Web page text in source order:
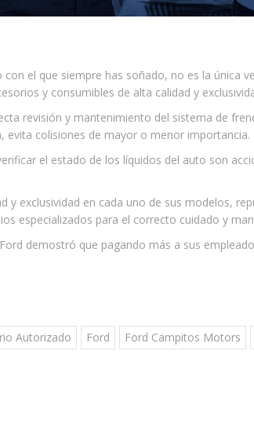
el que siempre has soñado, no es la
y consumibles de alta calidad y
revisión y mantenimiento del sistema de
evita colisiones de mayor o menor importancia.
el estado de los líquidos del auto son
y exclusividad en cada uno de sus modelos,
especializados para el correcto cuidado y
demostró que pagando más a sus
Autorizado Ford Ford Campitos Motors